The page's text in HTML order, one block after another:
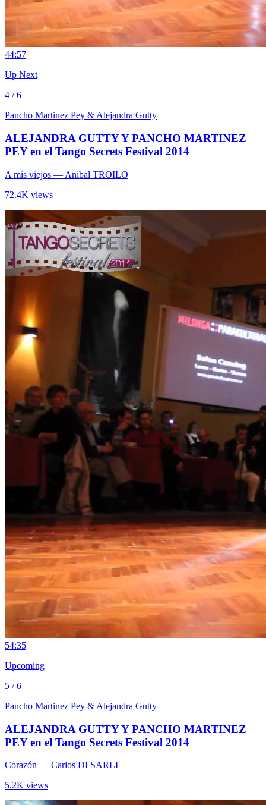
44:57
Up Next
4 / 6
Pancho Martinez Pey & Alejandra Gutty
ALEJANDRA GUTTY Y PANCHO MARTINEZ
PEY en el Tango Secrets Festival 2014
A mis viejos — Anibal TROILO
72.4K views
54:35
Upcoming
5 / 6
Pancho Martinez Pey & Alejandra Gutty
ALEJANDRA GUTTY Y PANCHO MARTINEZ
PEY en el Tango Secrets Festival 2014
Corazón — Carlos DI SARLI
5.2K views